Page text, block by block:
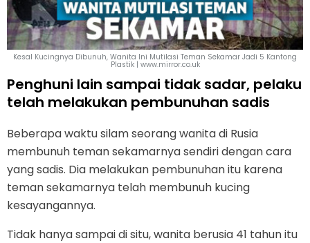
Kesal Kucingnya Dibunuh, Wanita Ini Mutilasi Teman Sekamar Jadi 5 Kantong
Plastik | www.mirror.co.uk
Penghuni lain sampai tidak sadar, pelaku
telah melakukan pembunuhan sadis
Beberapa waktu silam seorang wanita di Rusia
membunuh teman sekamarnya sendiri dengan cara
yang sadis. Dia melakukan pembunuhan itu karena
teman sekamarnya telah membunuh kucing
kesayangannya.
Tidak hanya sampai di situ, wanita berusia 41 tahun itu